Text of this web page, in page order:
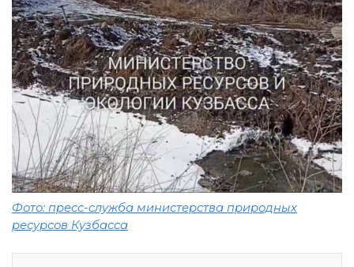
Фото: пресс-служба министерства природных
ресурсов Кузбасса